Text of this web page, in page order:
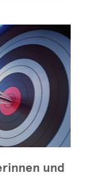
und